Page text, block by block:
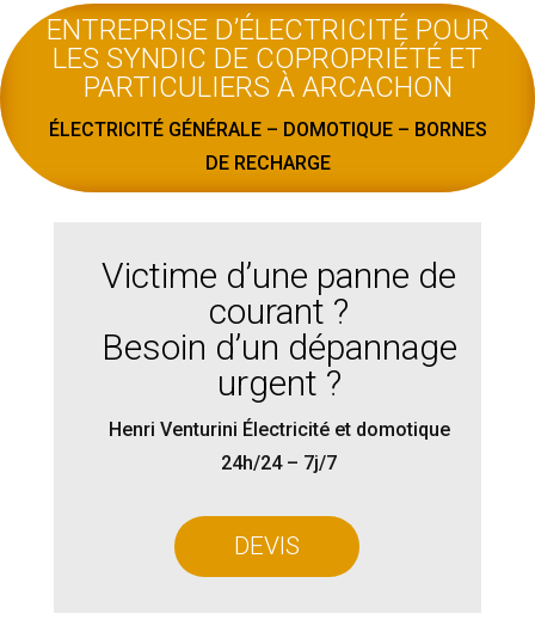
ENTREPRISE D’ÉLECTRICITÉ POUR
LES SYNDIC DE COPROPRIÉTÉ ET
PARTICULIERS À ARCACHON
ÉLECTRICITÉ GÉNÉRALE – DOMOTIQUE – BORNES
DE RECHARGE
Victime d’une panne de
courant ?
Besoin d’un dépannage
urgent ?
Henri Venturini Électricité et domotique
24h/24 – 7j/7
DEVIS